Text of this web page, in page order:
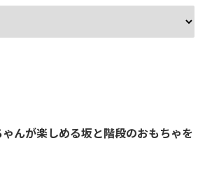
ゃんが楽しめる坂と階段のおもちゃを